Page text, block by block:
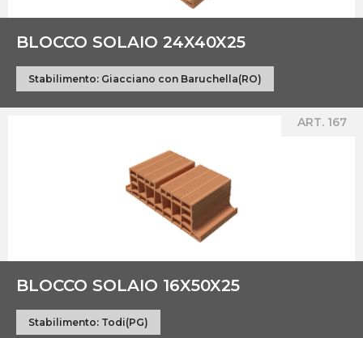
BLOCCO SOLAIO 24X40X25
Stabilimento: Giacciano con Baruchella(RO)
ART. 167
BLOCCO SOLAIO 16X50X25
Stabilimento: Todi(PG)